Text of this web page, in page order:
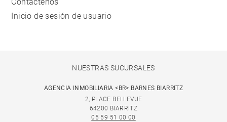
Inicio de sesión de usuario
NUESTRAS SUCURSALES
AGENCIA INMOBILIARIA <BR> BARNES BIARRITZ
2, PLACE BELLEVUE
64200 BIARRITZ
05 59 51 00 00